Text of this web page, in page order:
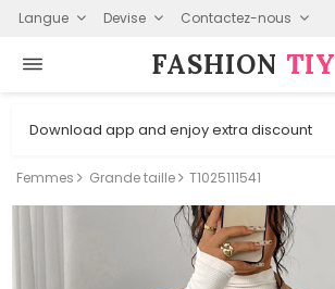
Langue Devise Contactez-nous
FASHION⁠ TIY
Download app and enjoy extra discount
Femmes Grande taille T1025111541